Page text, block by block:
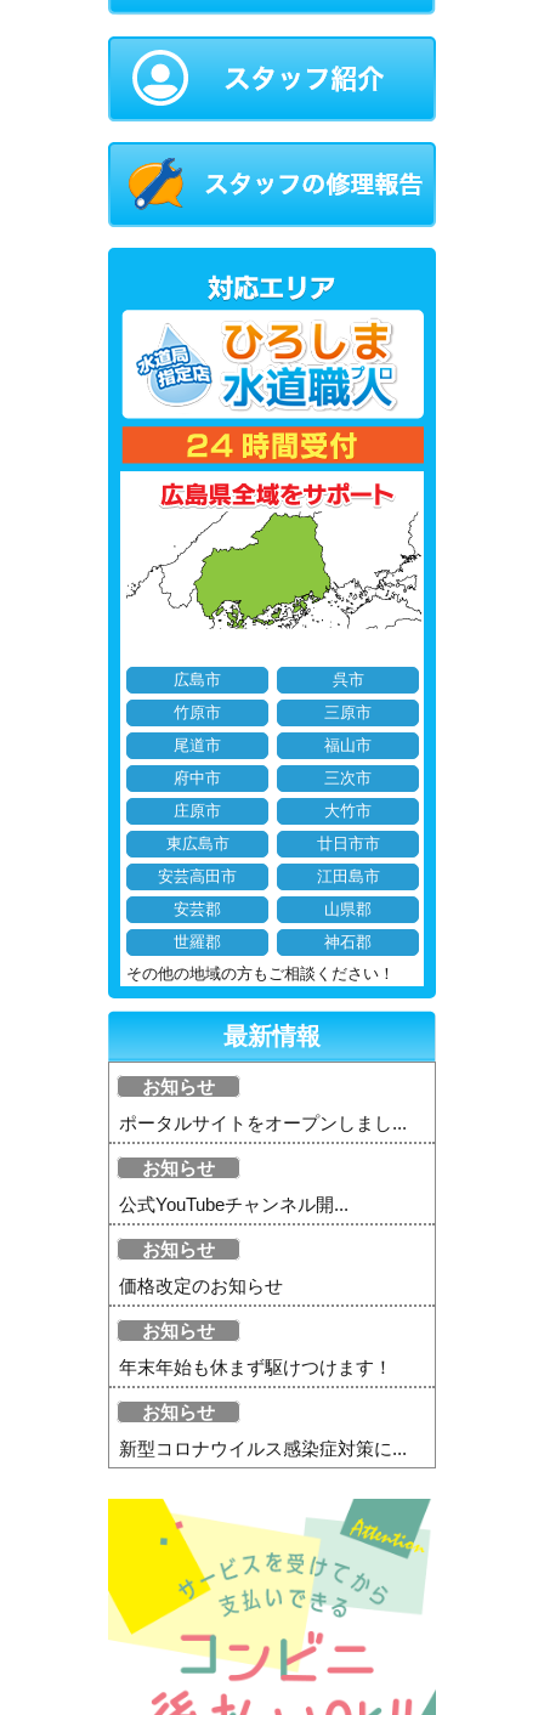
広島市
呉市
竹原市
三原市
尾道市
福山市
府中市
三次市
庄原市
大竹市
東広島市
廿日市市
安芸高田市
江田島市
安芸郡
山県郡
世羅郡
神石郡
その他の地域の方もご相談ください！
最新情報
お知らせ
ポータルサイトをオープンしまし...
お知らせ
公式YouTubeチャンネル開...
お知らせ
価格改定のお知らせ
お知らせ
年末年始も休まず駆けつけます！
お知らせ
新型コロナウイルス感染症対策に...